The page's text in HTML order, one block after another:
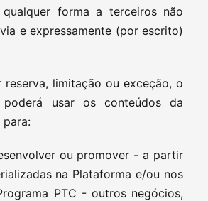
forma a terceiros não
e expressamente (por escrito)
reserva, limitação ou exceção, o
usar os conteúdos da
para:
ou promover - a partir
na Plataforma e/ou nos
PTC - outros negócios,